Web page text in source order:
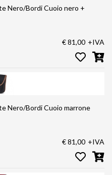
Nero/Bordi Cuoio nero +
€ 81,00 +IVA
Nero/Bordi Cuoio marrone
€ 81,00 +IVA